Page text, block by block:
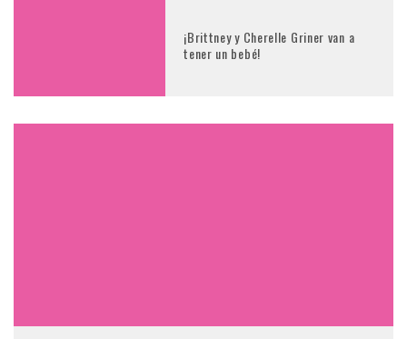
¡Brittney y Cherelle Griner van a
tener un bebé!